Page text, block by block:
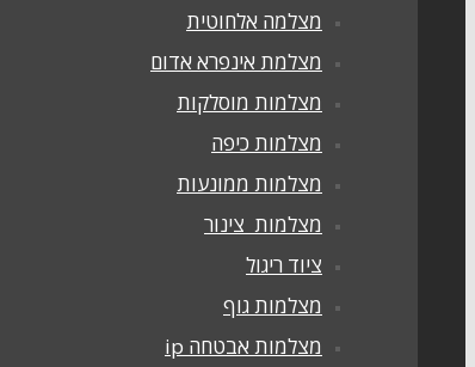
מצלמה אלחוטית
מצלמת אינפרא אדום
מצלמות מוסלקות
מצלמות כיפה
מצלמות ממונעות
מצלמות צינור
ציוד ריגול
מצלמות גוף
מצלמות אבטחה ip